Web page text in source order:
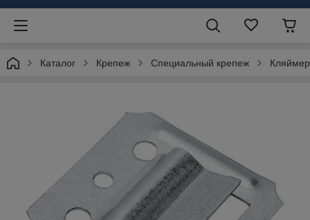
Каталог Крепеж Специальный крепеж Кляймер